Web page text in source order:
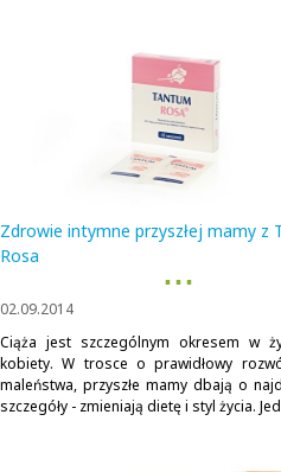
Zdrowie intymne przyszłej mamy z
Rosa
▪ ▪ ▪
02.09.2014
Ciąża jest szczególnym okresem w
kobiety. W trosce o prawidłowy
maleństwa, przyszłe mamy dbają o
szczegóły - zmieniają dietę i styl życia.